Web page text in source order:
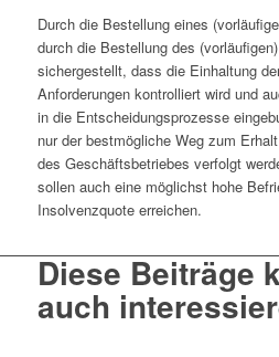
Durch die Bestellung eines
durch die Bestellung des
sichergestellt, dass die Einhaltung
Anforderungen kontrolliert wird und
in die Entscheidungsprozesse
nur der bestmögliche Weg zum
des Geschäftsbetriebes verfolgt
sollen auch eine möglichst hohe
Insolvenzquote erreichen.
Diese Beiträge
auch